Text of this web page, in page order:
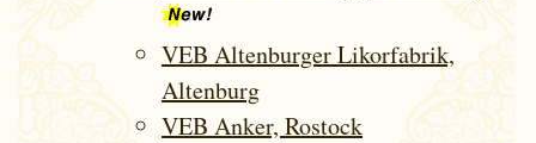
VEB Altenburger Likorfabrik,
Altenburg
VEB Anker, Rostock